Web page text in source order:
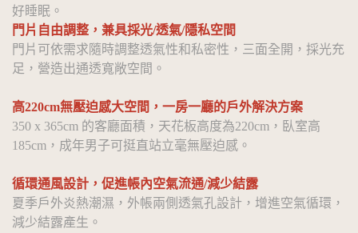
好睡眠。
門片自由調整，兼具採光/透氣/隱私空間
門片可依需求隨時調整透氣性和私密性，三面全開，採光充
足，營造出通透寬敞空間。
高220cm無壓迫感大空間，一房一廳的戶外解決方案
350 x 365cm 的客廳面積，天花板高度為220cm，臥室高
185cm，成年男子可挺直站立毫無壓迫感。
循環通風設計，促進帳內空氣流通/減少結露
夏季戶外炎熱潮濕，外帳兩側透氣孔設計，增進空氣循環，
減少結露產生。